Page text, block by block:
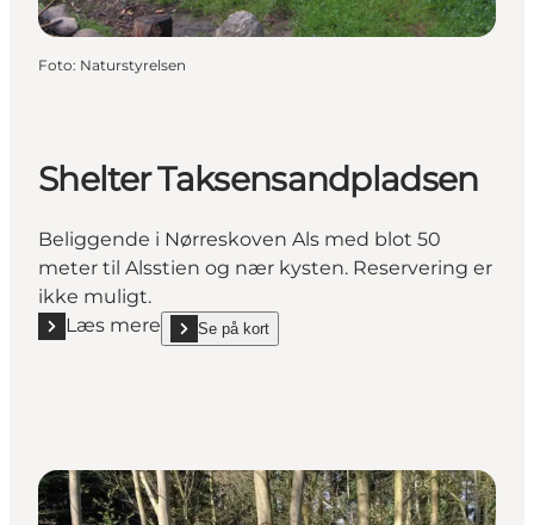
Foto: Naturstyrelsen
Shelter Taksensandpladsen
Beliggende i Nørreskoven Als med blot 50
meter til Alsstien og nær kysten. Reservering er
ikke muligt.
Læs mere
Læs mere "Shelter Taksensandpladsen"
Se på kort
show Shelter Taksensandpladsen on_map